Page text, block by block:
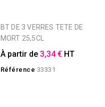
BT DE 3 VERRES TETE DE
MORT 25,5CL
À partir de 3,34 € HT
Référence 33331